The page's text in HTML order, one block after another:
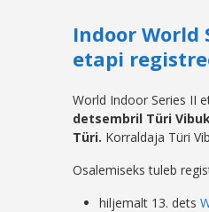
Indoor World
etapi
World Indoor Series II
detsembril Türi
Türi. Korraldaja Türi
Osalemiseks tuleb
hiljemalt 13. dets